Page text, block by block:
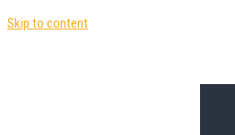
Skip to content